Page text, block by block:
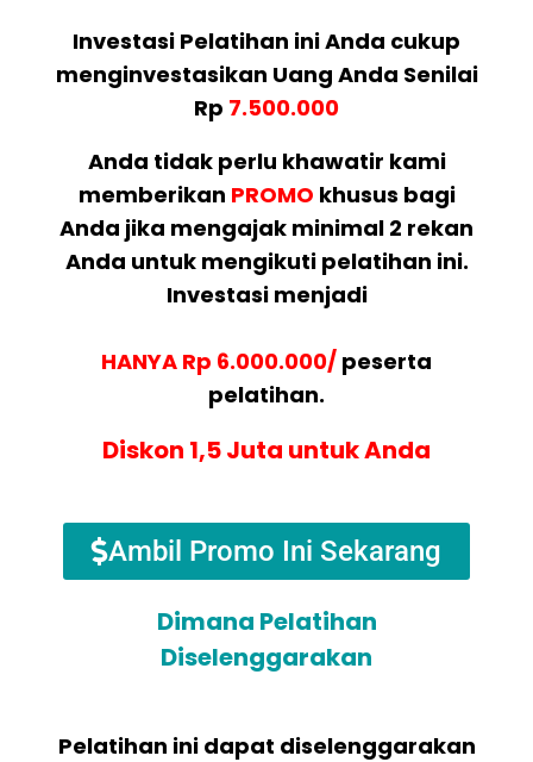
Investasi Pelatihan ini Anda cukup
menginvestasikan Uang Anda Senilai
Rp 7.500.000
Anda tidak perlu khawatir kami
memberikan PROMO khusus bagi
Anda jika mengajak minimal 2 rekan
Anda untuk mengikuti pelatihan ini.
Investasi menjadi
HANYA Rp 6.000.000/ peserta
pelatihan.
Diskon 1,5 Juta untuk Anda
Ambil Promo Ini Sekarang
Dimana Pelatihan
Diselenggarakan
Pelatihan ini dapat diselenggarakan